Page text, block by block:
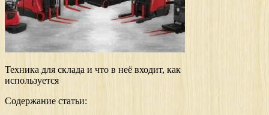
Техника для склада и что в неё входит, как
используется
Содержание статьи: